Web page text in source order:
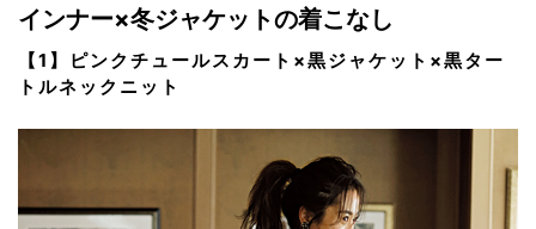
インナー×冬ジャケットの着こなし
【1】ピンクチュールスカート×黒ジャケット×黒ター
トルネックニット